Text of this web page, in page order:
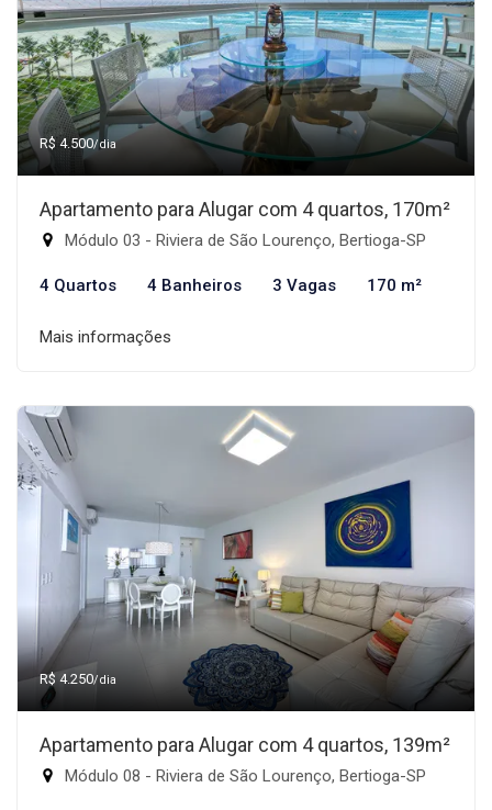
R$ 4.500/dia
Apartamento para Alugar com 4 quartos, 170m²
Módulo 03 - Riviera de São Lourenço, Bertioga-SP
4 Quartos 4 Banheiros 3 Vagas 170 m²
Mais informações
R$ 4.250/dia
Apartamento para Alugar com 4 quartos, 139m²
Módulo 08 - Riviera de São Lourenço, Bertioga-SP